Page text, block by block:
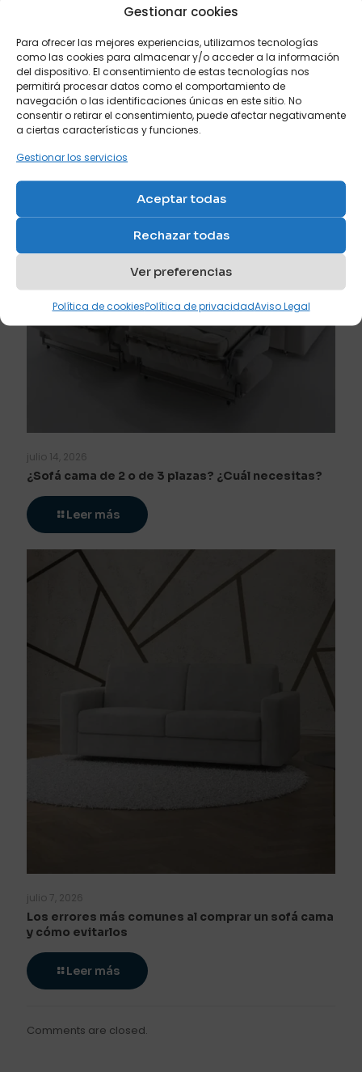
Gestionar cookies
Para ofrecer las mejores experiencias, utilizamos tecnologías
como las cookies para almacenar y/o acceder a la información
del dispositivo. El consentimiento de estas tecnologías nos
permitirá procesar datos como el comportamiento de
navegación o las identificaciones únicas en este sitio. No
consentir o retirar el consentimiento, puede afectar negativamente
a ciertas características y funciones.
Gestionar los servicios
Aceptar todas
Rechazar todas
Ver preferencias
Política de cookiesPolítica de privacidadAviso Legal
Los mejores colores para comprar un sofá cama si
buscas amplitud visual
Leer más
julio 14, 2026
¿Sofá cama de 2 o de 3 plazas? ¿Cuál necesitas?
Leer más
julio 7, 2026
Los errores más comunes al comprar un sofá cama
y cómo evitarlos
Leer más
Comments are closed.